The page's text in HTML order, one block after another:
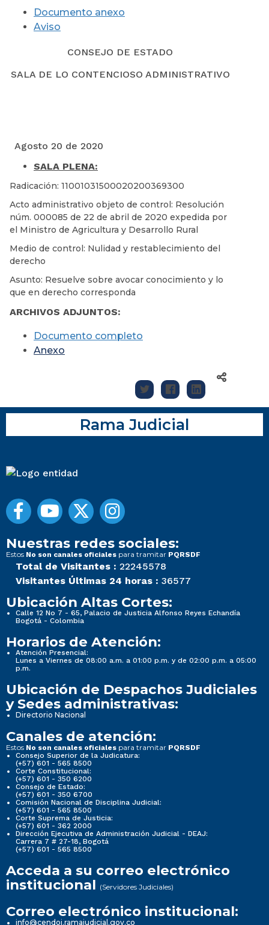
Documento anexo
Aviso
CONSEJO DE ESTADO
SALA DE LO CONTENCIOSO ADMINISTRATIVO
Agosto 20 de 2020
SALA PLENA:
Radicación: 11001031500020200369300
Acto administrativo objeto de control: Resolución
núm. 000085 de 22 de abril de 2020 expedida por
el Ministro de Agricultura y Desarrollo Rural
Medio de control: Nulidad y restablecimiento del
derecho
Asunto: Resuelve sobre avocar conocimiento y lo
que en derecho corresponda
ARCHIVOS ADJUNTOS:
Documento completo
Anexo
Rama Judicial
Nuestras redes sociales:
Estos No son canales oficiales para tramitar PQRSDF
Total de Visitantes : 22245578
Visitantes Últimas 24 horas : 36577
Ubicación Altas Cortes:
Calle 12 No 7 - 65, Palacio de Justicia Alfonso Reyes Echandía
Bogotá - Colombia
Horarios de Atención:
Atención Presencial:
Lunes a Viernes de 08:00 a.m. a 01:00 p.m. y de 02:00 p.m. a 05:00
p.m.
Ubicación de Despachos Judiciales
y Sedes administrativas:
Directorio Nacional
Canales de atención:
Estos No son canales oficiales para tramitar PQRSDF
Consejo Superior de la Judicatura:
(+57) 601 - 565 8500
Corte Constitucional:
(+57) 601 - 350 6200
Consejo de Estado:
(+57) 601 - 350 6700
Comisión Nacional de Disciplina Judicial:
(+57) 601 - 565 8500
Corte Suprema de Justicia:
(+57) 601 - 362 2000
Dirección Ejecutiva de Administración Judicial - DEAJ:
Carrera 7 # 27-18, Bogotá
(+57) 601 - 565 8500
Acceda a su correo electrónico
institucional (Servidores Judiciales)
Correo electrónico institucional:
info@cendoj.ramajudicial.gov.co